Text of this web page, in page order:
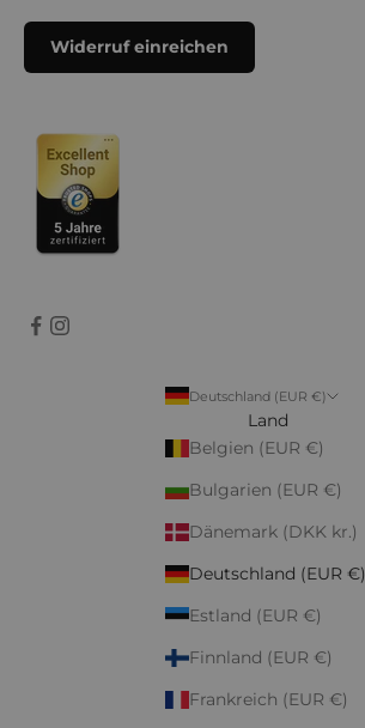
Widerruf einreichen
Deutschland (EUR €)
Land
Belgien (EUR €)
Bulgarien (EUR €)
Dänemark (DKK kr.)
Deutschland (EUR €)
Estland (EUR €)
Finnland (EUR €)
Frankreich (EUR €)